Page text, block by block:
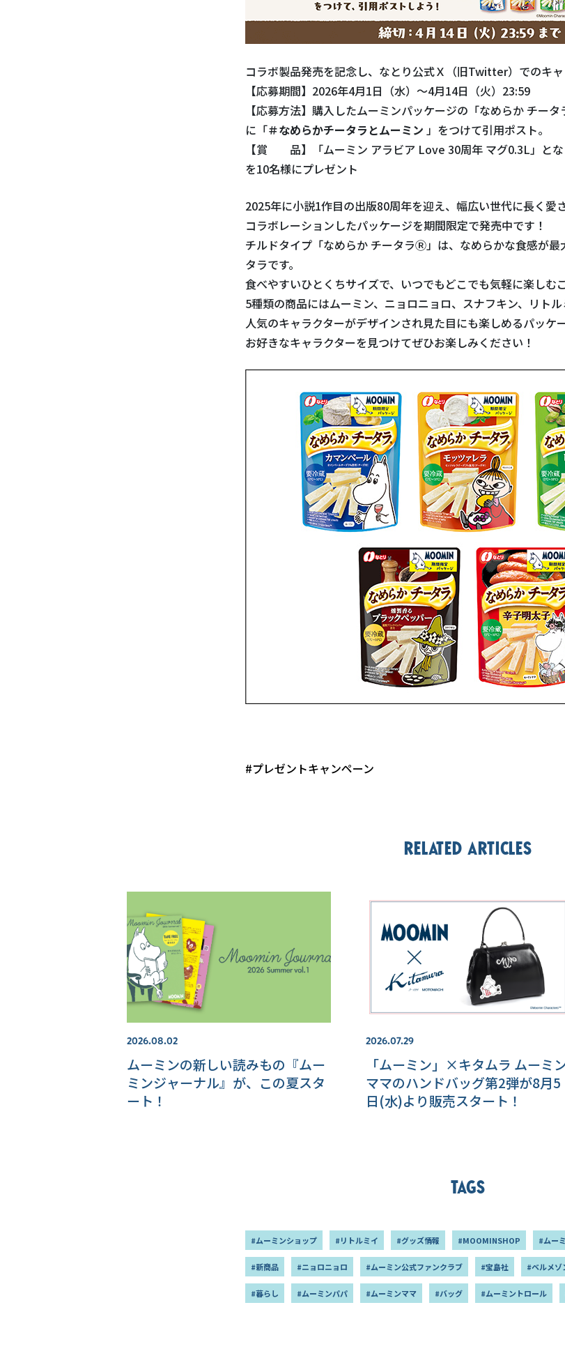
コラボ製品発売を記念し、なとり公式Ｘ（旧Twitter）でのキャ
【応募期間】2026年4月1日（水）～4月14日（火）23:59
【応募方法】購入したムーミンパッケージの「なめらか チー
に「＃なめらかチータラとムーミン 」をつけて引用ポスト。
【賞 品】「ムーミン アラビア Love 30周年 マグ0.3L」とな
を10名様にプレゼント
2025年に小説1作目の出版80周年を迎え、幅広い世代に長く愛
コラボレーションしたパッケージを期間限定で発売中です！
チルドタイプ「なめらか チータラⓇ」は、なめらかな食感が最
タラです。
食べやすいひとくちサイズで、いつでもどこでも気軽に楽しむ
5種類の商品にはムーミン、ニョロニョロ、スナフキン、リトル
人気のキャラクターがデザインされ見た目にも楽しめるパッケ
お好きなキャラクターを見つけてぜひお楽しみください！
#プレゼントキャンペーン
Related articles
2026.08.02
ムーミンの新しい読みもの『ムー
ミンジャーナル』が、この夏スタ
ート！
2026.07.29
「ムーミン」×キタムラ ムーミ
ママのハンドバッグ第2弾が8月5
日(水)より販売スタート！
Tags
#ムーミンショップ #リトルミイ #グッズ情報 #MOOMINSHOP #ムー
#新商品 #ニョロニョロ #ムーミン公式ファンクラブ #宝島社 #ベルメゾ
#暮らし #ムーミンパパ #ムーミンママ #バッグ #ムーミントロール